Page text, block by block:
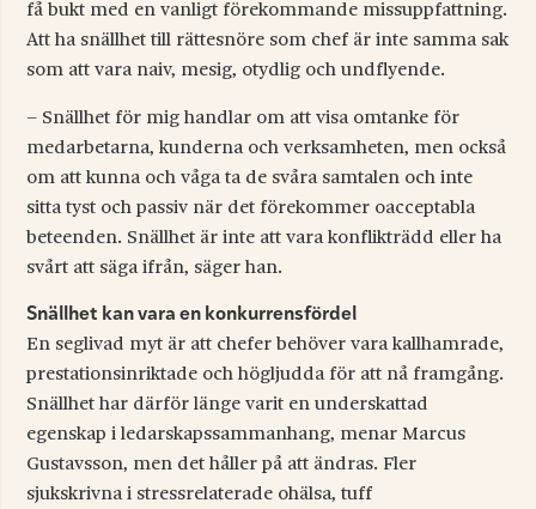
få bukt med en vanligt förekommande missuppfattning.
Att ha snällhet till rättesnöre som chef är inte samma sak
som att vara naiv, mesig, otydlig och undflyende.
– Snällhet för mig handlar om att visa omtanke för
medarbetarna, kunderna och verksamheten, men också
om att kunna och våga ta de svåra samtalen och inte
sitta tyst och passiv när det förekommer oacceptabla
beteenden. Snällhet är inte att vara konflikträdd eller ha
svårt att säga ifrån, säger han.
Snällhet kan vara en konkurrensfördel
En seglivad myt är att chefer behöver vara kallhamrade,
prestationsinriktade och högljudda för att nå framgång.
Snällhet har därför länge varit en underskattad
egenskap i ledarskapssammanhang, menar Marcus
Gustavsson, men det håller på att ändras. Fler
sjukskrivna i stressrelaterade ohälsa, tuff